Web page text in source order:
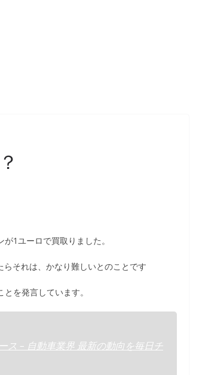
1ユーロで買取りました。
それは、かなり難しいとのことです
を発言しています。
ス – 自動車業界 最新の動向を毎日チ